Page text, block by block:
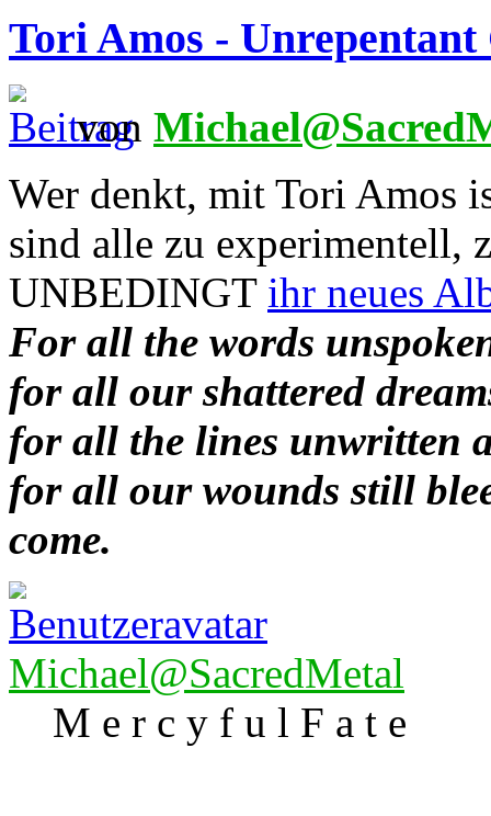
Tori Amos - Unrepentant
von
Wer denkt, mit Tori Amos
sind alle zu experimentell,
UNBEDINGT ihr neues
For all the words
for all our shattered
for all the lines unwritten
for all our wounds still
come.
Michael@SacredMetal
M e r c y f u l F a t e